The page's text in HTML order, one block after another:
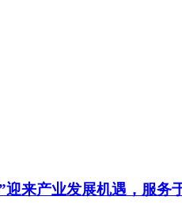
来产业发展机遇，服务